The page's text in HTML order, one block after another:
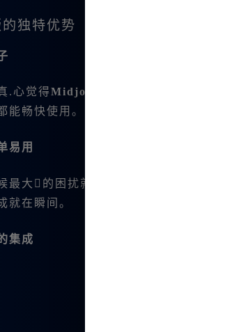
独特优势
.心觉得Midjourney中文版
能畅快使用。
易用
最大的困扰就是语言障碍，而
就在瞬间。
集成